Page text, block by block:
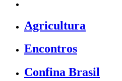
Agricultura
Encontros
Confina Brasil